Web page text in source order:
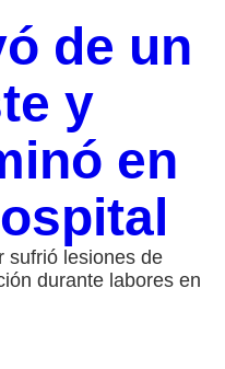
de un
y
en
sufrió lesiones de
durante labores en